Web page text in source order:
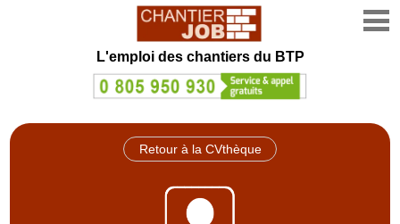
L'emploi des chantiers du BTP
Retour à la CVthèque